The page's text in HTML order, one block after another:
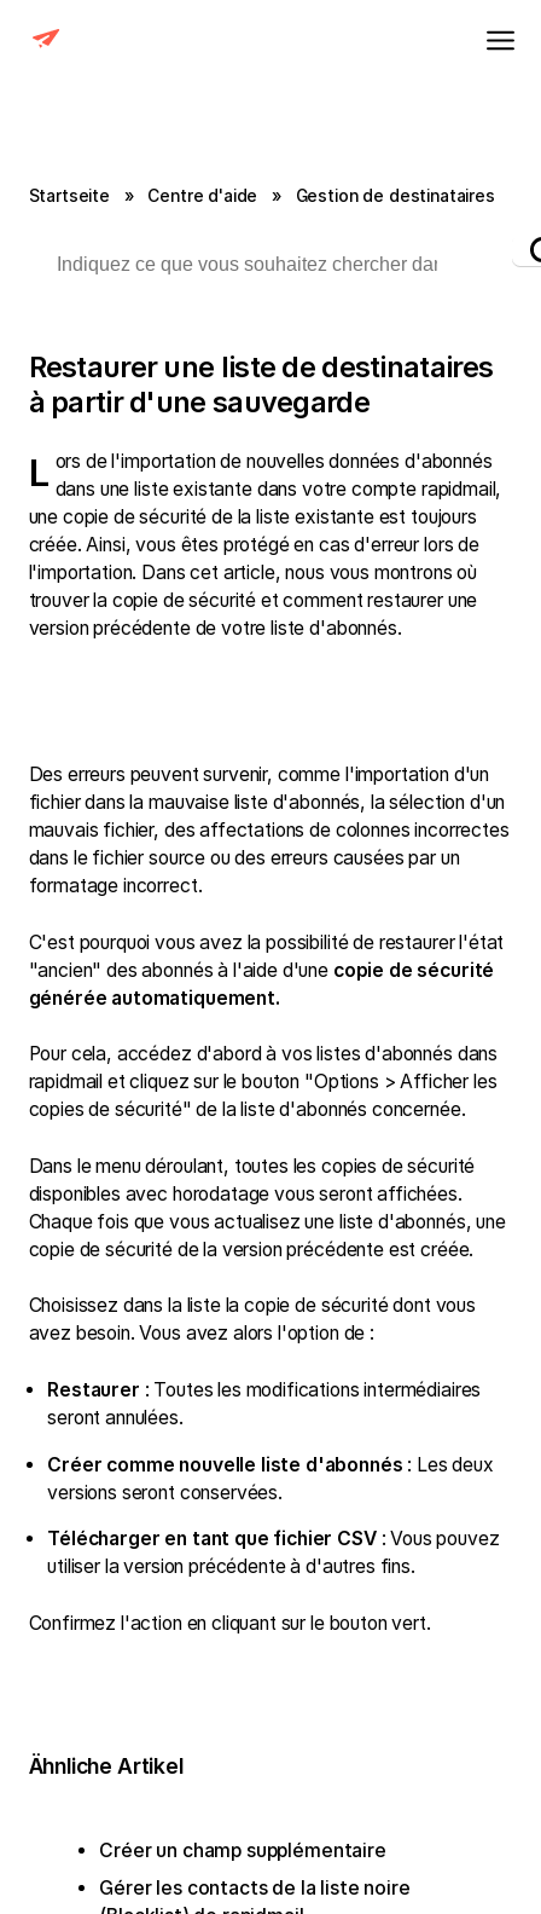
Startseite » Centre d'aide » Gestion de destinataires
Restaurer une liste de destinataires
à partir d'une sauvegarde
Lors de l'importation de nouvelles données d'abonnés dans une liste existante dans votre compte rapidmail,
une copie de sécurité de la liste existante est toujours
créée. Ainsi, vous êtes protégé en cas d'erreur lors de
l'importation. Dans cet article, nous vous montrons où
trouver la copie de sécurité et comment restaurer une
version précédente de votre liste d'abonnés.
Des erreurs peuvent survenir, comme l'importation d'un
fichier dans la mauvaise liste d'abonnés, la sélection d'un
mauvais fichier, des affectations de colonnes incorrectes
dans le fichier source ou des erreurs causées par un
formatage incorrect.
C'est pourquoi vous avez la possibilité de restaurer l'état
"ancien" des abonnés à l'aide d'une copie de sécurité
générée automatiquement.
Pour cela, accédez d'abord à vos listes d'abonnés dans
rapidmail et cliquez sur le bouton "Options > Afficher les
copies de sécurité" de la liste d'abonnés concernée.
Dans le menu déroulant, toutes les copies de sécurité
disponibles avec horodatage vous seront affichées.
Chaque fois que vous actualisez une liste d'abonnés, une
copie de sécurité de la version précédente est créée.
Choisissez dans la liste la copie de sécurité dont vous
avez besoin. Vous avez alors l'option de :
Restaurer : Toutes les modifications intermédiaires
seront annulées.
Créer comme nouvelle liste d'abonnés : Les deux
versions seront conservées.
Télécharger en tant que fichier CSV: Vous pouvez
utiliser la version précédente à d'autres fins.
Confirmez l'action en cliquant sur le bouton vert.
Ähnliche Artikel
Créer un champ supplémentaire
Gérer les contacts de la liste noire